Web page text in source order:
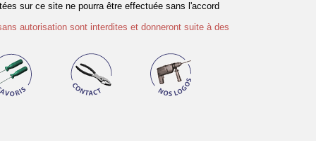
sur ce site ne pourra être effectuée sans l'accord
autorisation sont interdites et donneront suite à des